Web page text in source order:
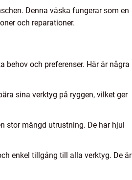
Denna väska fungerar som en
och reparationer.
och preferenser. Här är några
sina verktyg på ryggen, vilket ger
stor mängd utrustning. De har hjul
enkel tillgång till alla verktyg. De är